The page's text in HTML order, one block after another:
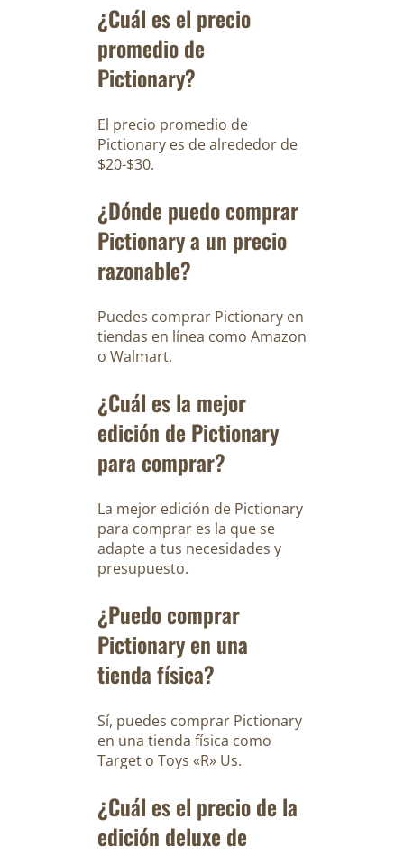
¿Cuál es el precio
promedio de
Pictionary?
El precio promedio de
Pictionary es de alrededor de
$20-$30.
¿Dónde puedo comprar
Pictionary a un precio
razonable?
Puedes comprar Pictionary en
tiendas en línea como Amazon
o Walmart.
¿Cuál es la mejor
edición de Pictionary
para comprar?
La mejor edición de Pictionary
para comprar es la que se
adapte a tus necesidades y
presupuesto.
¿Puedo comprar
Pictionary en una
tienda física?
Sí, puedes comprar Pictionary
en una tienda física como
Target o Toys «R» Us.
¿Cuál es el precio de la
edición deluxe de